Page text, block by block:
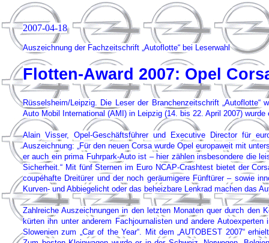
2007-04-18
Auszeichnung der Fachzeitschrift „Autoflotte“ bei Leserwahl
Flotten-Award 2007: Opel
Rüsselsheim/Leipzig. Die Leser der Branchenzeitschrift
Auto Mobil International (AMI) in Leipzig (14. bis 22. April 2007)
Alain Visser, Opel-Geschäftsführer und Executive Director für
Auszeichnung: „Für den neuen Corsa wurde Opel europaweit mit
er auch ein prima Fuhrpark-Auto ist – hier zählen insbesondere die
Sicherheit.“ Mit fünf Sternen im Euro NCAP-Crashtest bietet der
coupéhafte Dreitürer und der noch geräumigere Fünftürer – sowie
Kurven- und Abbiegelicht oder das beheizbare Lenkrad machen das
Zahlreiche Auszeichnungen in den letzten Monaten quer durch den
kürten ihn unter anderem Fachjournalisten und andere
Slowenien zum „Car of the Year“. Mit dem „AUTOBEST 2007“